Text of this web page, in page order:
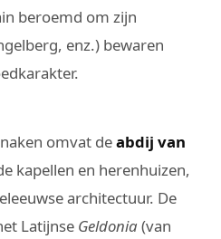
beroemd om zijn
enz.) bewaren
omvat deabdij van
kapellen en herenhuizen,
architectuur. De
Latijnse Geldonia (van